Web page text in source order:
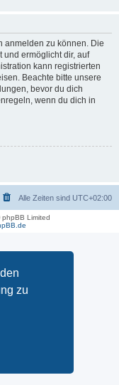
zu
anmelden zu können. Die
und ermöglicht dir, auf
kann registrierten
Beachte bitte unsere
bevor du dich
wenn du dich in
Alle Zeiten sind UTC+02:00
Limited